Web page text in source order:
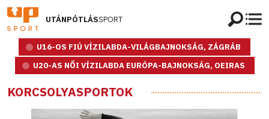
UTÁNPÓTLÁSSPORT
U16-OS FIÚ VÍZILABDA-VILÁGBAJNOKSÁG, ZÁGRÁB
U20-AS NŐI VÍZILABDA EURÓPA-BAJNOKSÁG, OEIRAS
KORCSOLYASPORTOK